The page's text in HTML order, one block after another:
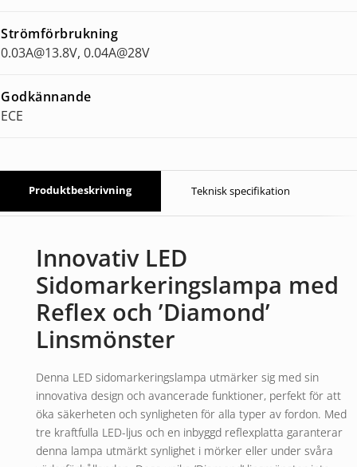
Strömförbrukning
0.03A@13.8V, 0.04A@28V
Godkännande
ECE
Produktbeskrivning Teknisk specifikation
Innovativ LED
Sidomarkeringslampa med
Reflex och ’Diamond’
Linsmönster
Denna LED sidomarkeringslampa utmärker sig med sin
innovativa design och avancerade funktioner, perfekt för att
öka säkerheten och synligheten för alla typer av fordon. Med
tre kraftfulla LED-ljus och en inbyggd reflexplatta garanterar
denna lampa utmärkt synlighet i mörker eller under svåra